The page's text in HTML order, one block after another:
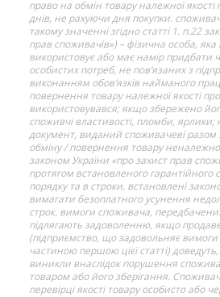
право на обмін товару належної
днів, не рахуючи дня покупки.
такому значенні згідно статті 1. п.22
прав споживачів») – фізична особа, яка
використовує або має намір придбати
особистих потреб, не пов’язаних з
виконанням обов’язків найманого
повернення товару належної якості
використовувався; якщо збережено
споживчі властивості, пломби, ярлики;
документ, виданий споживачеві
обміну / повернення товару неналежної
законом України «про захист прав
протягом встановленого гарантійного
порядку та в строки, встановлені
вимагати безоплатного усунення
строк. вимоги споживача,
підлягають задоволенню, якщо
(підприємство, що задовольняє
частиною першою цієї статті)
виникли внаслідок порушення
товаром або його зберігання.
перевірці якості товару особисто або